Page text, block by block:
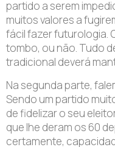
partido a serem
muitos valores a
fácil fazer futurologia.
tombo, ou não. Tudo
tradicional deverá
Na segunda parte,
Sendo um partido
de fidelizar o seu
que lhe deram os 60
certamente,